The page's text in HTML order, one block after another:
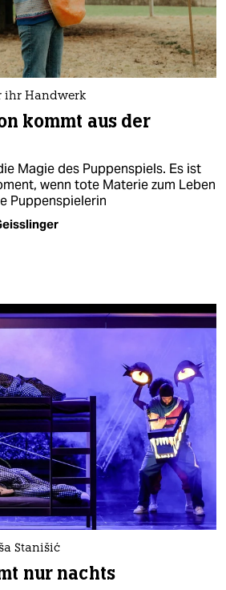
ihr Handwerk
kommt aus der
Magie des Puppenspiels. Es ist
wenn tote Materie zum Leben
Puppenspielerin
Stanišić
nur nachts